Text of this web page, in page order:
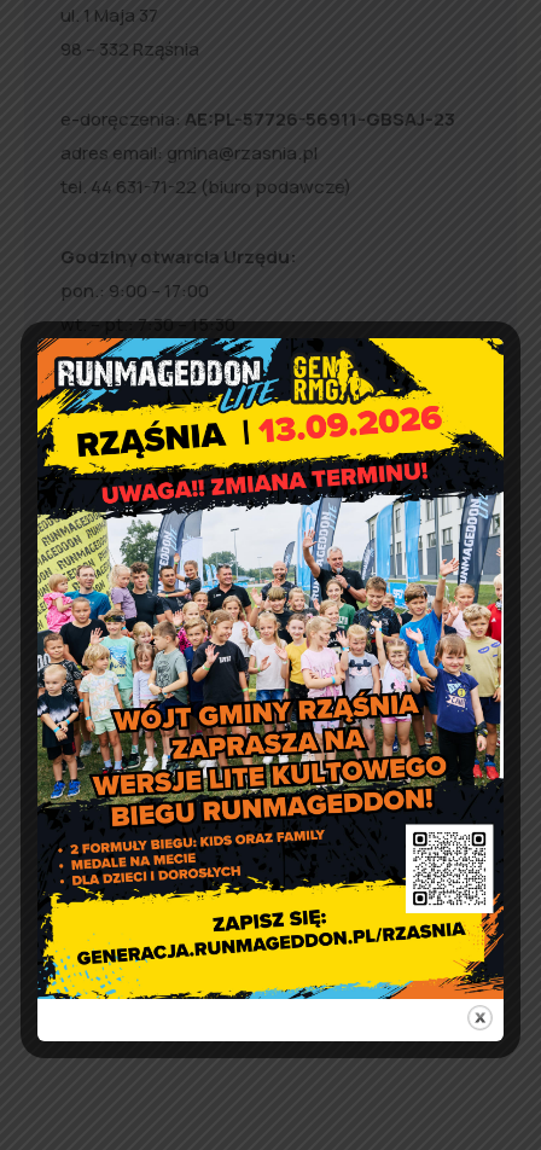
ul. 1 Maja 37
98 – 332 Rząśnia
e-doręczenia: AE:PL-57726-56911-GBSAJ-23
adres email: gmina@rzasnia.pl
tel. 44 631-71-22 (biuro podawcze)
Godziny otwarcia Urzędu:
pon.: 9:00 – 17:00
wt. – pt.: 7:30 – 15:30
Jakość powietrza